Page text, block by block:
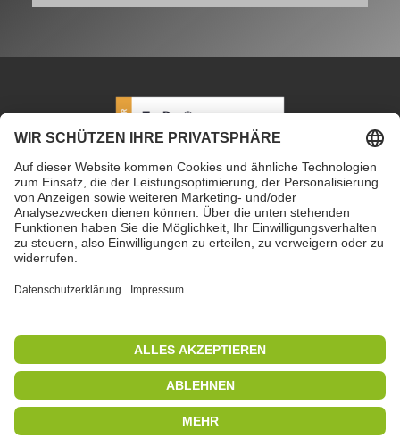
Alternative:
PETEC Verbindungstechnik GmbH | Wüstenbuch 26
96132 Schlüsselfeld | Deutschland | +49 9555 80994
0 | info@petec.de
Copyright 2019 | PETEC Verbindungstechnik GmbH
Alle Rechte vorbehalten | Impressum | Datenschutz